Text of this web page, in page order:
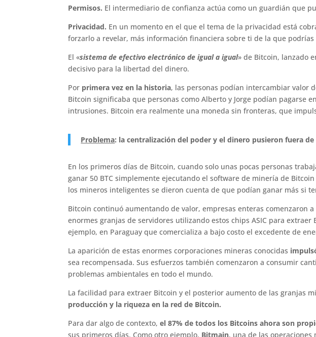
Permisos. El intermediario de confianza actúa como un guardián que
Privacidad. En un momento en el que el tema de la privacidad está
forzarlo a revelar, más información financiera sobre ti de la que
El «sistema de efectivo electrónico de igual a igual» de Bitcoin, lanzado
decisivo para la libertad del dinero.
Por primera vez en la historia, las personas podían intercambiar valor
Bitcoin significaba que personas como Alberto y Jorge podían
intrusiones. Bitcoin era realmente una moneda sin fronteras, que
Problema: la centralización del poder y el dinero pusieron fuera
En los primeros días de Bitcoin, cuando solo unas pocas personas
ganar 50 BTC simplemente ejecutando el software de minería de
los mineros inteligentes se dieron cuenta de que podían ganar más si
Bitcoin continuó aumentando de valor, empresas enteras comenzaron
enormes granjas de servidores utilizando estos chips ASIC para
ejemplo, en Paraguay que comercializa a bajo costo el excedente de
La aparición de estas enormes corporaciones mineras conocidas
sea recompensada. Sus esfuerzos también comenzaron a consumir
problemas ambientales en todo el mundo.
La facilidad para extraer Bitcoin y el posterior aumento de las granjas
producción y la riqueza en la red de Bitcoin.
Para dar algo de contexto, el 87% de todos los Bitcoins ahora son
sus primeros días. Como otro ejemplo, Bitmain, una de las